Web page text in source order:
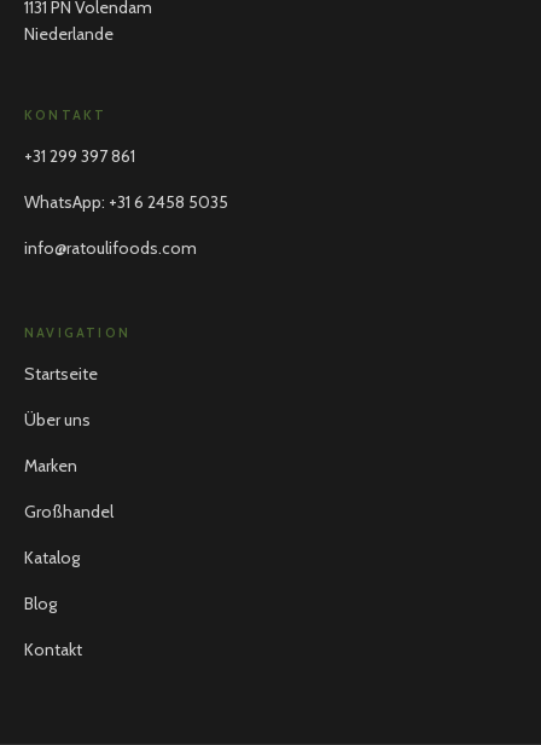
1131 PN Volendam
Niederlande
KONTAKT
+31 299 397 861
WhatsApp: +31 6 2458 5035
info@ratoulifoods.com
NAVIGATION
Startseite
Über uns
Marken
Großhandel
Katalog
Blog
Kontakt